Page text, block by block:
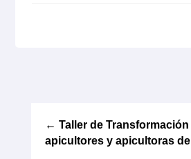
← Taller de
apicultores y apicultoras